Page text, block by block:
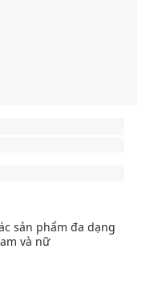
sản phẩm đa dạng
và nữ